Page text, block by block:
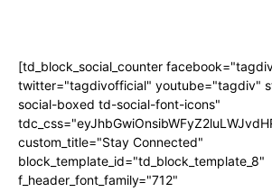
[td_block_social_counter
twitter="tagdivofficial" youtube="tagdiv"
social-boxed td-social-font-icons"
custom_title="Stay Connected"
block_template_id="td_block_template_8"
f_header_font_family="712"